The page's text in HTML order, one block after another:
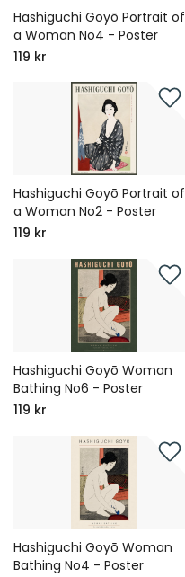
Hashiguchi Goyō Portrait of
a Woman No4 - Poster
119 kr
Hashiguchi Goyō Portrait of
a Woman No2 - Poster
119 kr
Hashiguchi Goyō Woman
Bathing No6 - Poster
119 kr
Hashiguchi Goyō Woman
Bathing No4 - Poster